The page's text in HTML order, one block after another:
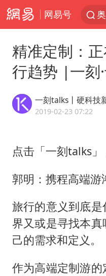
网易号
精准定制：
行趋势 |一刻
一刻talks丨硬科技
2019-02-23 07:22
点击「一刻talks」
郭明：携程高端游
旅行的意义到底
界又或是寻找本
己的需求和定义。
作为高端定制游